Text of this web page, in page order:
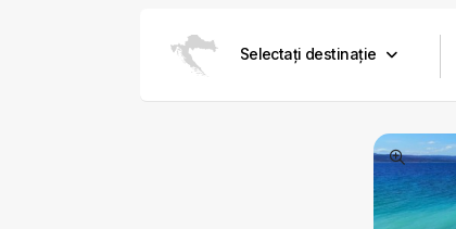
Selectați destinație